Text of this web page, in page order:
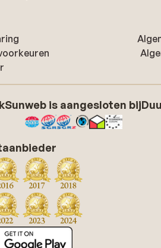
Sunweb is aangesloten bij